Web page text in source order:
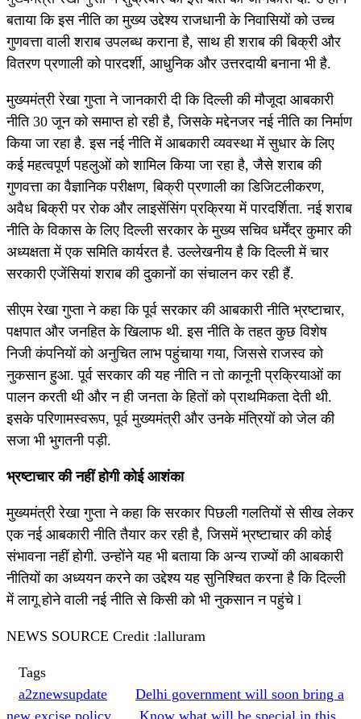
बताया कि इस नीति का मुख्य उद्देश्य राजधानी के निवासियों को उच्च
गुणवत्ता वाली शराब उपलब्ध कराना है, साथ ही शराब की बिक्री और
वितरण प्रणाली को पारदर्शी, आधुनिक और उत्तरदायी बनाना भी है.
मुख्यमंत्री रेखा गुप्ता ने जानकारी दी कि दिल्ली की मौजूदा आबकारी
नीति 30 जून को समाप्त हो रही है, जिसके मद्देनजर नई नीति का निर्माण
किया जा रहा है. इस नई नीति में आबकारी व्यवस्था में सुधार के लिए
कई महत्वपूर्ण पहलुओं को शामिल किया जा रहा है, जैसे शराब की
गुणवत्ता का वैज्ञानिक परीक्षण, बिक्री प्रणाली का डिजिटलीकरण,
अवैध बिक्री पर रोक और लाइसेंसिंग प्रक्रिया में पारदर्शिता. नई शराब
नीति के विकास के लिए दिल्ली सरकार के मुख्य सचिव धर्मेंद्र कुमार की
अध्यक्षता में एक समिति कार्यरत है. उल्लेखनीय है कि दिल्ली में चार
सरकारी एजेंसियां शराब की दुकानों का संचालन कर रही हैं.
सीएम रेखा गुप्ता ने कहा कि पूर्व सरकार की आबकारी नीति भ्रष्टाचार,
पक्षपात और जनहित के खिलाफ थी. इस नीति के तहत कुछ विशेष
निजी कंपनियों को अनुचित लाभ पहुंचाया गया, जिससे राजस्व को
नुकसान हुआ. पूर्व सरकार की यह नीति न तो कानूनी प्रक्रियाओं का
पालन करती थी और न ही जनता के हितों को प्राथमिकता देती थी.
इसके परिणामस्वरूप, पूर्व मुख्यमंत्री और उनके मंत्रियों को जेल की
सजा भी भुगतनी पड़ी.
भ्रष्टाचार की नहीं होगी कोई आशंका
मुख्यमंत्री रेखा गुप्ता ने कहा कि सरकार पिछली गलतियों से सीख लेकर
एक नई आबकारी नीति तैयार कर रही है, जिसमें भ्रष्टाचार की कोई
संभावना नहीं होगी. उन्होंने यह भी बताया कि अन्य राज्यों की आबकारी
नीतियों का अध्ययन करने का उद्देश्य यह सुनिश्चित करना है कि दिल्ली
में लागू होने वाली नई नीति से किसी को भी नुकसान न पहुंचे l
NEWS SOURCE Credit :lalluram
Tags
a2znewsupdate
Delhi government will soon bring a
new excise policy
Know what will be special in this